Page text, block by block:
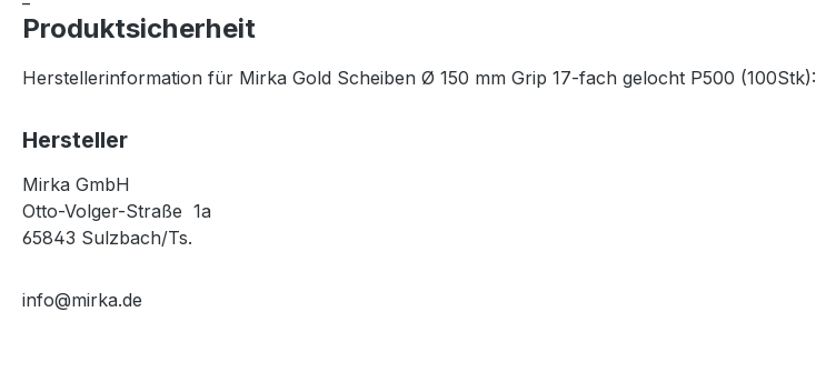
Produktsicherheit
Herstellerinformation für Mirka Gold Scheiben Ø 150 mm Grip 17-fach gelocht P500 (100Stk):
Hersteller
Mirka GmbH
Otto-Volger-Straße 1a
65843 Sulzbach/Ts.
info@mirka.de